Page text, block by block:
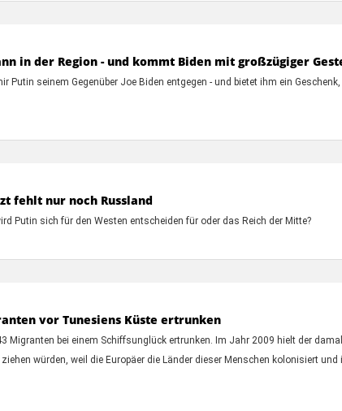
in der Region - und kommt Biden mit großzügiger
seinem Gegenüber Joe Biden entgegen - und bietet ihm ein
fehlt nur noch Russland
Putin sich für den Westen entscheiden für oder das Reich der Mitte?
vor Tunesiens Küste ertrunken
bei einem Schiffsunglück ertrunken. Im Jahr 2009 hielt der
würden, weil die Europäer die Länder dieser Menschen kolonisiert